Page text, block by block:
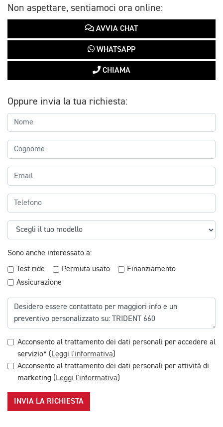
Non aspettare, sentiamoci ora online:
AVVIA CHAT
WHATSAPP
CHIAMA
Oppure invia la tua richiesta:
Sono anche interessato a:
Test ride
Permuta usato
Finanziamento
Assicurazione
Acconsento al trattamento dei dati personali per accedere al
servizio* (Leggi l'informativa)
Acconsento al trattamento dei dati personali per attività di
marketing (Leggi l'informativa)
INVIA LA RICHIESTA